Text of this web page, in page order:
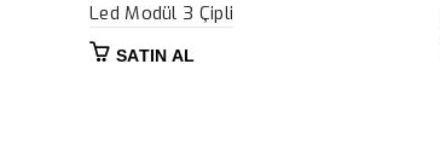
Led Modül 3 Çipli
SATIN AL